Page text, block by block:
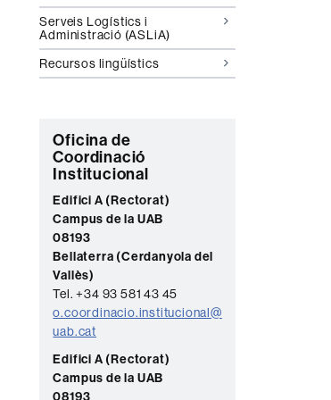
Serveis Logístics i
Administració (ASLiA)
Recursos lingüístics
C
o
n
t
a
c
t
e
Oficina de
Coordinació
Institucional
Edifici A (Rectorat)
Campus de la UAB
08193
Bellaterra (Cerdanyola del
Vallès)
Tel. +34 93 581 43 45
o.coordinacio.institucional@
uab.cat
Edifici A (Rectorat)
Campus de la UAB